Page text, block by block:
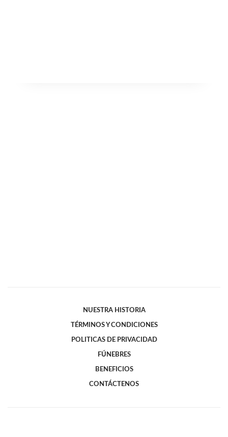
NUESTRA HISTORIA
TÉRMINOS Y CONDICIONES
POLITICAS DE PRIVACIDAD
FÚNEBRES
BENEFICIOS
CONTÁCTENOS